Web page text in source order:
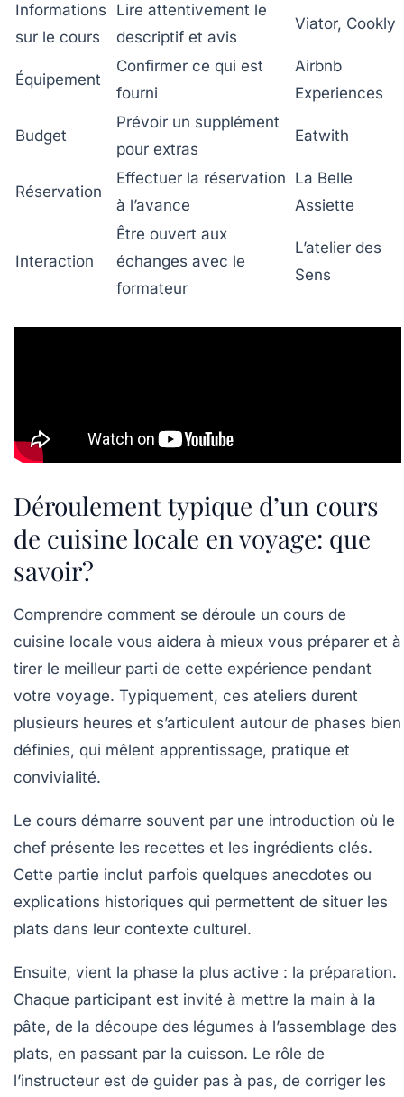
Informations
sur le cours
Lire attentivement le
descriptif et avis
Viator, Cookly
Équipement
Confirmer ce qui est
fourni
Airbnb
Experiences
Budget
Prévoir un supplément
pour extras
Eatwith
Réservation
Effectuer la réservation
à l’avance
La Belle
Assiette
Interaction
Être ouvert aux
échanges avec le
formateur
L’atelier des
Sens
Déroulement typique d’un cours
de cuisine locale en voyage: que
savoir?
Comprendre comment se déroule un cours de
cuisine locale vous aidera à mieux vous préparer et à
tirer le meilleur parti de cette expérience pendant
votre voyage. Typiquement, ces ateliers durent
plusieurs heures et s’articulent autour de phases bien
définies, qui mêlent apprentissage, pratique et
convivialité.
Le cours démarre souvent par une introduction où le
chef présente les recettes et les ingrédients clés.
Cette partie inclut parfois quelques anecdotes ou
explications historiques qui permettent de situer les
plats dans leur contexte culturel.
Ensuite, vient la phase la plus active : la préparation.
Chaque participant est invité à mettre la main à la
pâte, de la découpe des légumes à l’assemblage des
plats, en passant par la cuisson. Le rôle de
l’instructeur est de guider pas à pas, de corriger les